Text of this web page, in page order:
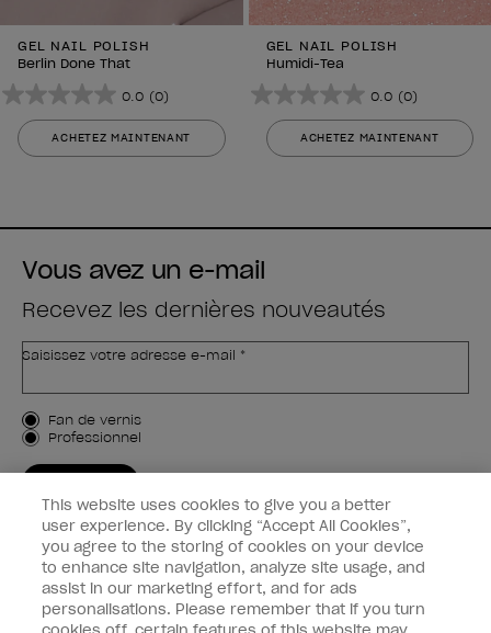
GEL NAIL POLISH
Berlin Done That
0.0 (0)
0.0
sur
5
ACHETEZ MAINTENANT
GEL NAIL POLISH
Humidi-Tea
0.0 (0)
0.0
sur
5
ACHETEZ MAINTENANT
Vous avez un e-mail
Recevez les dernières nouveautés
Saisissez votre adresse e-mail *
Type de client
Fan de vernis
Professionnel
Informations clients
Connectez-Vous
This website uses cookies to give you a better
user experience. By clicking “Accept All Cookies”,
you agree to the storing of cookies on your device
to enhance site navigation, analyze site usage, and
assist in our marketing effort, and for ads
personalisations. Please remember that if you turn